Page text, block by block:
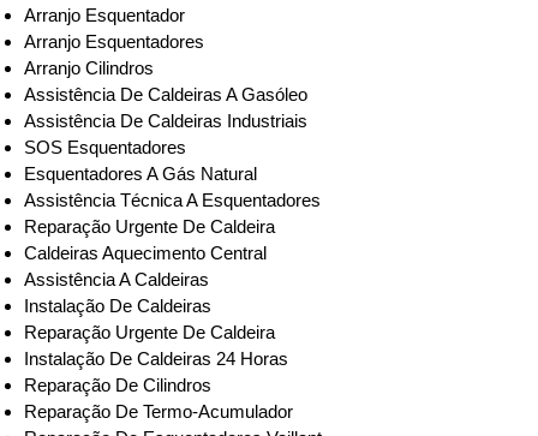
Arranjo Esquentador
Arranjo Esquentadores
Arranjo Cilindros
Assistência De Caldeiras A Gasóleo
Assistência De Caldeiras Industriais
SOS Esquentadores
Esquentadores A Gás Natural
Assistência Técnica A Esquentadores
Reparação Urgente De Caldeira
Caldeiras Aquecimento Central
Assistência A Caldeiras
Instalação De Caldeiras
Reparação Urgente De Caldeira
Instalação De Caldeiras 24 Horas
Reparação De Cilindros
Reparação De Termo-Acumulador